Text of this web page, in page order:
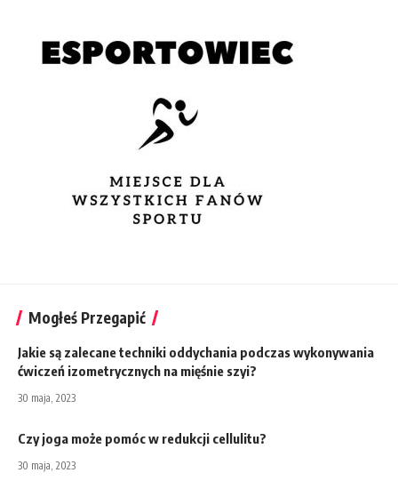
Mogłeś Przegapić
Jakie są zalecane techniki oddychania podczas wykonywania
ćwiczeń izometrycznych na mięśnie szyi?
30 maja, 2023
Czy joga może pomóc w redukcji cellulitu?
30 maja, 2023